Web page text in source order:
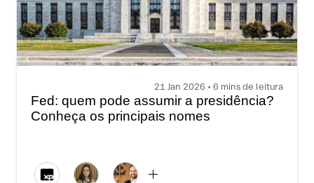
21 Jan 2026 • 6 mins de leitura
Fed: quem pode assumir a presidência?
Conheça os principais nomes